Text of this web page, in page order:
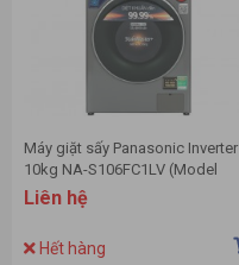
Máy giặt sấy Panasonic Inverter
10kg NA-S106FC1LV (Model
2022)
Liên hệ
Hết hàng